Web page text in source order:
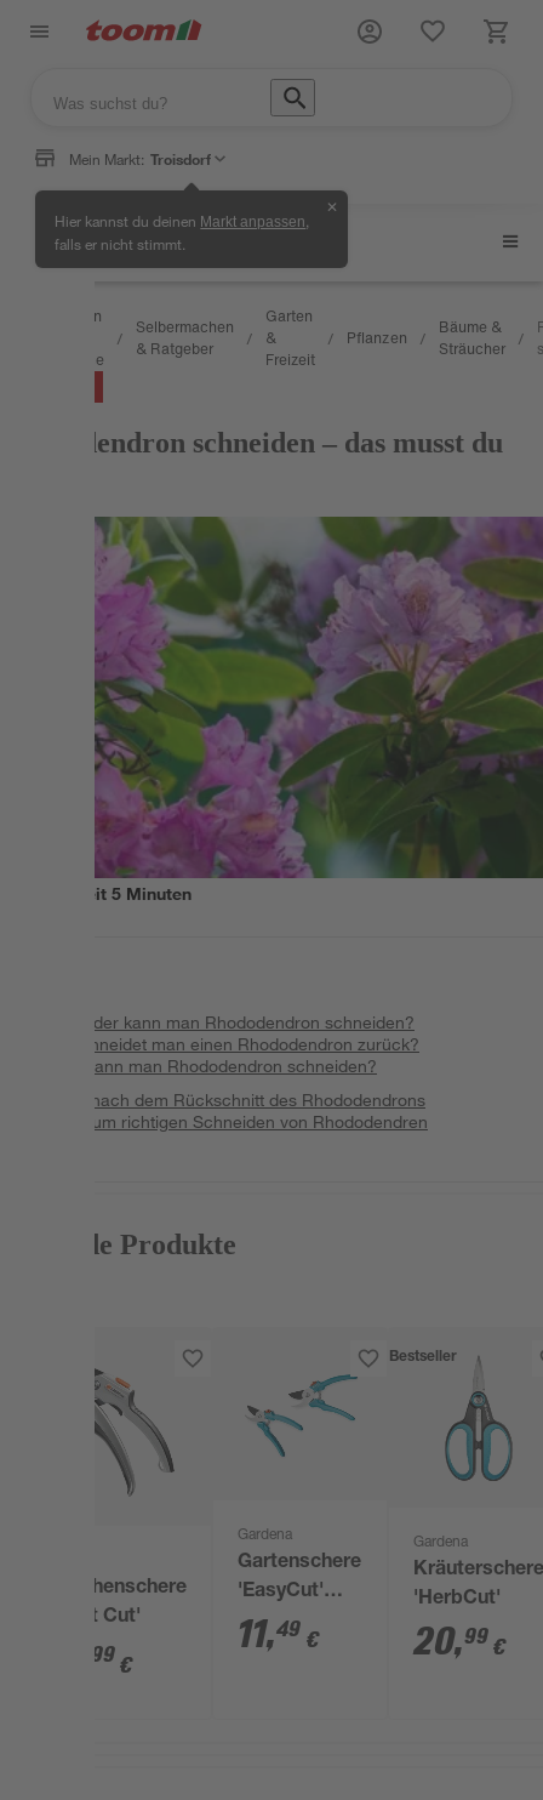
Mein Markt: Troisdorf
Hier kannst du deinen Markt anpassen
falls er nicht stimmt.
✕
Bäume & Sträucher
Wissen
Service
/
Selbermachen
& Ratgeber
/
Garten
&
Freizeit
/ Pflanzen /
Bäume &
Sträucher
/
Rhododendron schneiden – das musst du
Lesezeit5 Minuten
Muss oder kann man Rhododendron schneiden?
Wie schneidet man einen Rhododendron zurück?
Wann kann man Rhododendron schneiden?
Pflege nach dem Rückschnitt des Rhododendrons
Tipps zum richtigen Schneiden von Rhododendren
Passende Produkte
Ratschenschere
'Smart Cut'
99 €
Gardena
Gartenschere
'EasyCut'
Bypass 18,7
cm
11,49 €
Bestseller
Gardena
Kräuterschere
'HerbCut'
20,99 €